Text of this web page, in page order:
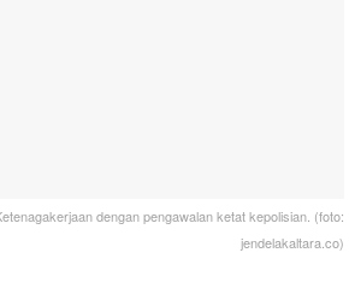
dengan pengawalan ketat kepolisian. (foto:
jendelakaltara.co)